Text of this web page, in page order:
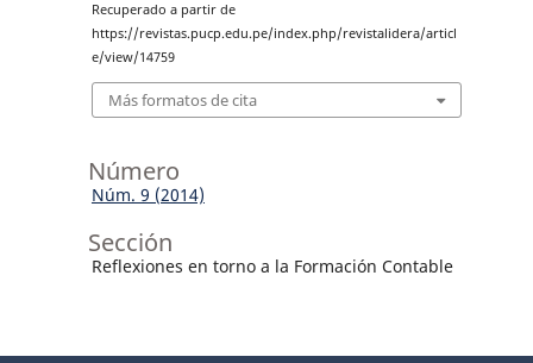
Recuperado a partir de
https://revistas.pucp.edu.pe/index.php/revistalidera/articl
e/view/14759
Más formatos de cita
Número
Núm. 9 (2014)
Sección
Reflexiones en torno a la Formación Contable